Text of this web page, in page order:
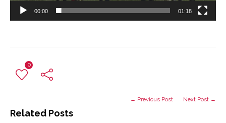
00:00 01:18
0
Related Posts
← Previous Post Next Post →